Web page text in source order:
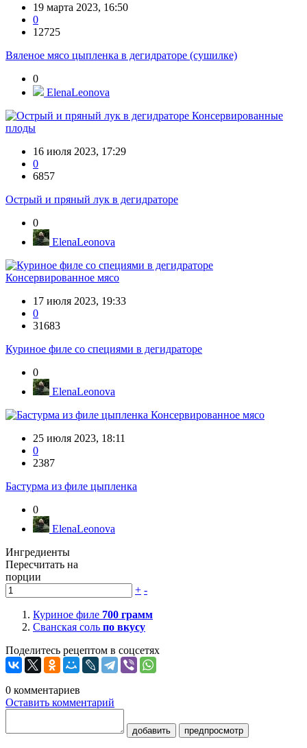
19 марта 2023, 16:50
0
12725
Вяленое мясо цыпленка в дегидраторе (сушилке)
0
ElenaLeonova
Консервированные
плоды
16 июля 2023, 17:29
0
6857
Острый и пряный лук в дегидраторе
0
ElenaLeonova
Консервированное мясо
17 июля 2023, 19:33
0
31683
Куриное филе со специями в дегидраторе
0
ElenaLeonova
Консервированное мясо
25 июля 2023, 18:11
0
2387
Бастурма из филе цыпленка
0
ElenaLeonova
Ингредиенты
Пересчитать на
порции
+ -
Куриное филе 700 грамм
Сванская соль по вкусу
Поделитесь рецептом в соцсетях
0 комментариев
Оставить комментарий
добавить предпросмотр